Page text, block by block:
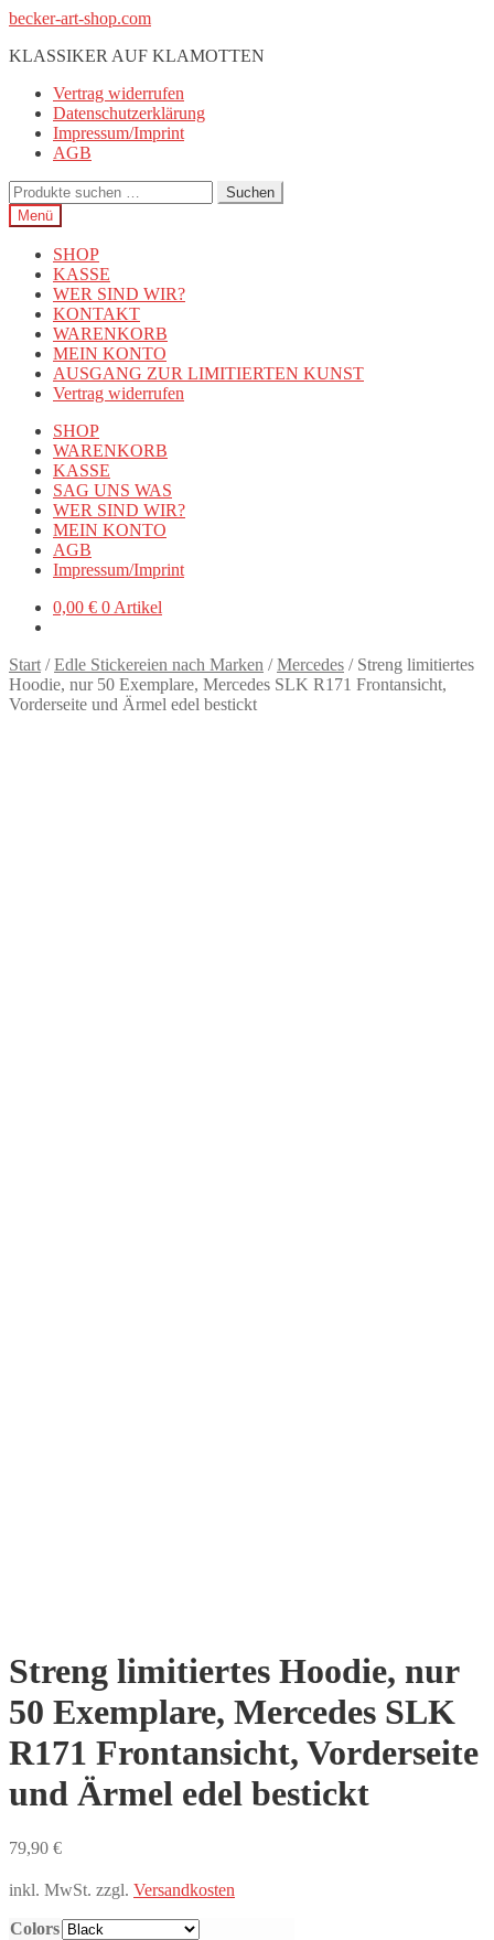
Zur
springen
Zum
springen
becker-art-shop.com
KLASSIKER AUF KLAMOTTEN
Vertrag widerrufen
Datenschutzerklärung
Impressum/Imprint
AGB
Suchen
nach:
Suchen
Menü
SHOP
KASSE
WER SIND WIR?
KONTAKT
WARENKORB
MEIN KONTO
AUSGANG ZUR LIMITIERTEN KUNST
Vertrag widerrufen
SHOP
WARENKORB
KASSE
SAG UNS WAS
WER SIND WIR?
MEIN KONTO
AGB
Impressum/Imprint
0,00 € 0 Artikel
Start /Edle Stickereien nach Marken /Mercedes / Streng limitiertes
Hoodie, nur 50 Exemplare, Mercedes SLK R171 Frontansicht,
Vorderseite und Ärmel edel bestickt
Streng limitiertes Hoodie, nur
50 Exemplare, Mercedes SLK
R171 Frontansicht, Vorderseite
und Ärmel edel bestickt
79,90 €
inkl. MwSt. zzgl. Versandkosten
Colors